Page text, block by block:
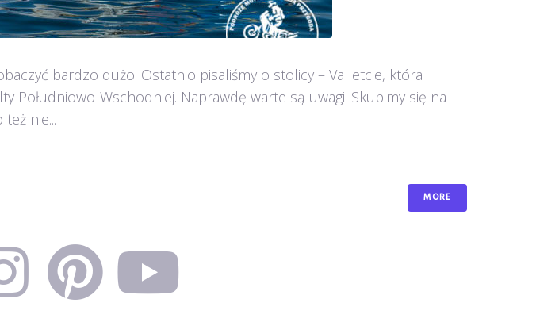
bardzo dużo. Ostatnio pisaliśmy o stolicy – Valletcie, która
Południowo-Wschodniej. Naprawdę warte są uwagi! Skupimy się na
nie...
MORE